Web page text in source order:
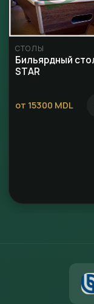
СТОЛЫ
Бильярдный
STAR
от 15300 MDL